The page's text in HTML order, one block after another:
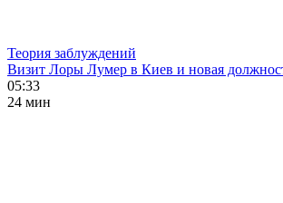
Теория заблуждений
Визит Лоры Лумер в Киев и новая
05:33
24 мин